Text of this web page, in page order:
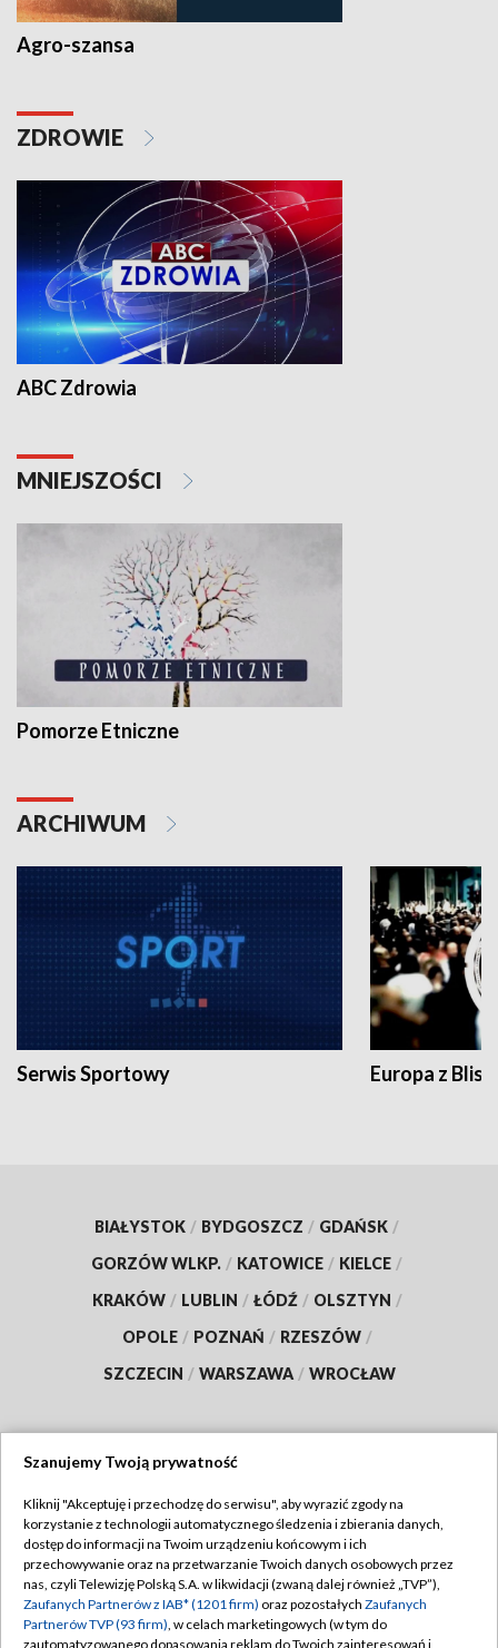
Agro-szansa
ZDROWIE
ABC Zdrowia
MNIEJSZOŚCI
Pomorze Etniczne
ARCHIWUM
Serwis Sportowy Europa z
BIAŁYSTOK / BYDGOSZCZ / GDAŃSK /
GORZÓW WLKP. / KATOWICE / KIELCE /
KRAKÓW / LUBLIN / ŁÓDŹ / OLSZTYN /
OPOLE / POZNAŃ / RZESZÓW /
SZCZECIN / WARSZAWA / WROCŁAW
TVP
Abonament TVP
Emisja w TVP
Centrum informacji TVP
Regulamin TVP
Polityka prywatności
Moje zgody
Szanujemy Twoją prywatność
Kliknij "Akceptuję i przechodzę do serwisu", aby wyrazić zgody na
korzystanie z technologii automatycznego śledzenia i zbierania danych,
dostęp do informacji na Twoim urządzeniu końcowym i ich
przechowywanie oraz na przetwarzanie Twoich danych osobowych przez
nas, czyli Telewizję Polską S.A. w likwidacji (zwaną dalej również „TVP”),
Zaufanych Partnerów z IAB* (1201 firm) oraz pozostałych Zaufanych
Partnerów TVP (93 firm), w celach marketingowych (w tym do
zautomatyzowanego dopasowania reklam do Twoich zainteresowań i